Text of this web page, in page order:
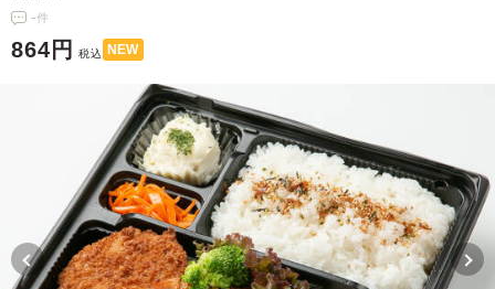
-件
864円 税込 NEW